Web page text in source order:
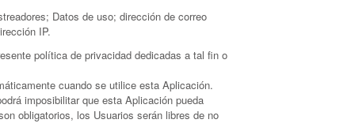
Datos de uso; dirección de correo
IP.
política de privacidad dedicadas a tal fin o
cuando se utilice esta Aplicación.
imposibilitar que esta Aplicación pueda
obligatorios, los Usuarios serán libres de no